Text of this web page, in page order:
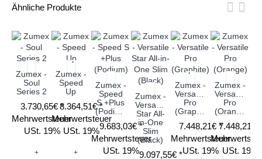
Ähnliche Produkte
Zumex -
Soul
Series 2
3.730,65€ *
Mehrwertsteuer
USt. 19%
+
Zumex -
Speed
Up
8.364,51€ *
Mehrwertsteuer
USt. 19%
+
Zumex -
Speed
S +Plus
(Podium)
9.683,03€ *
Mehrwertsteuer
USt. 19%
Zumex -
Versatile
Star All-
in-One
Slim
(Black)
9.097,55€ *
Zumex -
Versatile
Pro
(Graphite)
7.448,21€ *
Mehrwertsteuer
USt. 19%
Zumex -
Versatile
Pro
7.448,21€ *
USt. 19%